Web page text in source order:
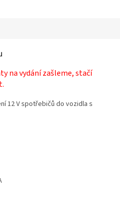
na vydání zašleme, stačí
12 V spotřebičů do vozidla s